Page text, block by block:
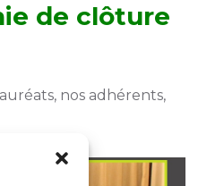
de clôture
nos adhérents,